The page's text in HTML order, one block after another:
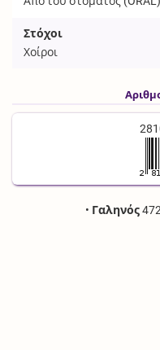
Στόχοι
Χοίροι
• Γαληνός